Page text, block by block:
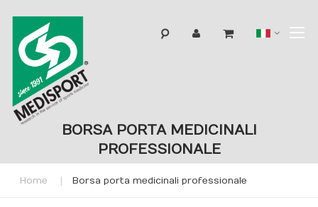
Lingua
BORSA PORTA MEDICINALI
PROFESSIONALE
Home Borsa porta medicinali professionale